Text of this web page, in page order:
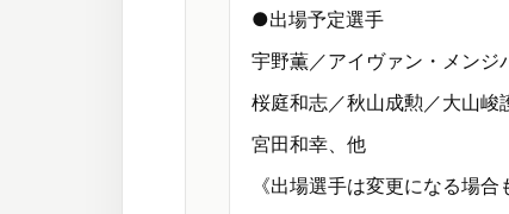
●出場予定選手
宇野薫／アイヴァン・メンジ
桜庭和志／秋山成勲／大山峻
宮田和幸、他
《出場選手は変更になる場合